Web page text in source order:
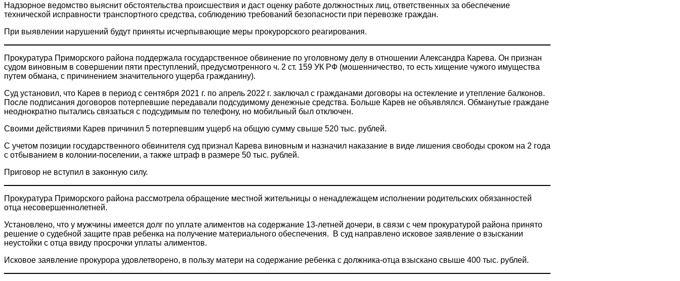
Надзорное ведомство выяснит обстоятельства происшествия и даст оценку работе должностных лиц, ответственных за обеспечение
технической исправности транспортного средства, соблюдению требований безопасности при перевозке граждан.
При выявлении нарушений будут приняты исчерпывающие меры прокурорского реагирования.
Прокуратура Приморского района поддержала государственное обвинение по уголовному делу в отношении Александра Карева. Он признан
судом виновным в совершении пяти преступлений, предусмотренного ч. 2 ст. 159 УК РФ (мошенничество, то есть хищение чужого имущества
путем обмана, с причинением значительного ущерба гражданину).
Суд установил, что Карев в период с сентября 2021 г. по апрель 2022 г. заключал с гражданами договоры на остекление и утепление балконов.
После подписания договоров потерпевшие передавали подсудимому денежные средства. Больше Карев не объявлялся. Обманутые граждане
неоднократно пытались связаться с подсудимым по телефону, но мобильный был отключен.
Своими действиями Карев причинил 5 потерпевшим ущерб на общую сумму свыше 520 тыс. рублей.
С учетом позиции государственного обвинителя суд признал Карева виновным и назначил наказание в виде лишения свободы сроком на 2 года
с отбыванием в колонии-поселении, а также штраф в размере 50 тыс. рублей.
Приговор не вступил в законную силу.
Прокуратура Приморского района рассмотрела обращение местной жительницы о ненадлежащем исполнении родительских обязанностей
отца несовершеннолетней.
Установлено, что у мужчины имеется долг по уплате алиментов на содержание 13-летней дочери, в связи с чем прокуратурой района принято
решение о судебной защите прав ребенка на получение материального обеспечения. В суд направлено исковое заявление о взыскании
неустойки с отца ввиду просрочки уплаты алиментов.
Исковое заявление прокурора удовлетворено, в пользу матери на содержание ребенка с должника-отца взыскано свыше 400 тыс. рублей.